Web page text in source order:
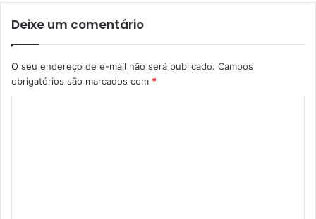
Deixe um comentário
O seu endereço de e-mail não será publicado. Campos
obrigatórios são marcados com *